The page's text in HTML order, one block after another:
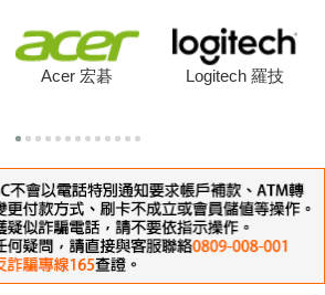
Acer 宏碁 Logitech 羅技